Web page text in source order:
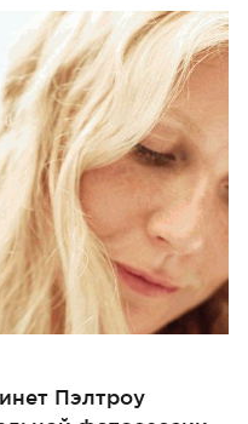
Пэлтроу